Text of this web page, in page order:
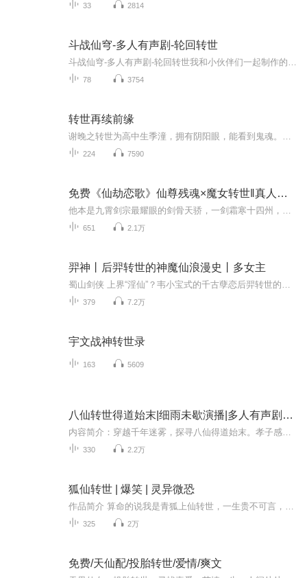
33 2814
斗战仙穹-多人有声剧-轮回转世
78 3754
转世再续前缘
224 7590
免费《仙劫恋歌》仙尊残魂×魔女转世‖真人多播
651 2.1万
羿神丨后羿转世的神魔仙浪漫史丨多女主
379 7.2万
宇文战神转世录
163 5609
八仙转世得道始末|细雨未歇演播|多人有声剧【多播】修仙【渡脱】转世【神话】
330 2.2万
狐仙转世 | 爆笑 | 灵异微恐
325 2万
免费/天仙配/投胎转世/爱情/爽文